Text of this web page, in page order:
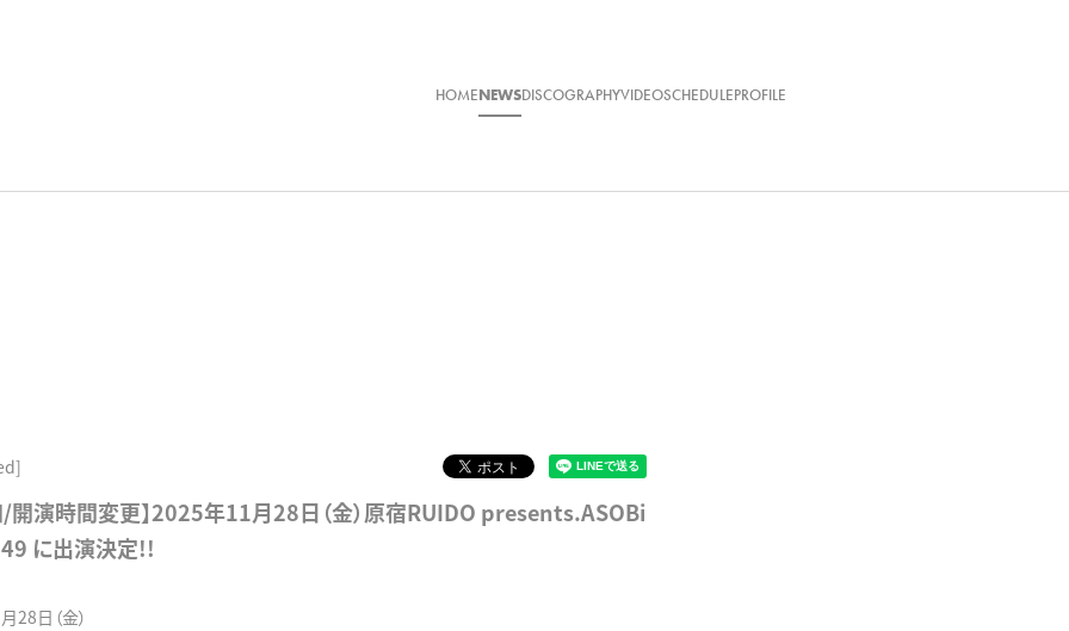
HOMENEWSDISCOGRAPHYVIDEOSCHEDULEPROFILE
/開演時間変更】2025年11月28日（金）原宿RUIDO presents.ASOBi
に出演決定!!
28日（金）